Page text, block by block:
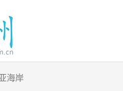
海岸